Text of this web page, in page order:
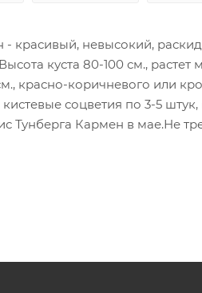
красивый, невысокий,
куста 80-100 см.,
красно-коричневого или
соцветия по 3-5
Тунберга Кармен в мае.Не